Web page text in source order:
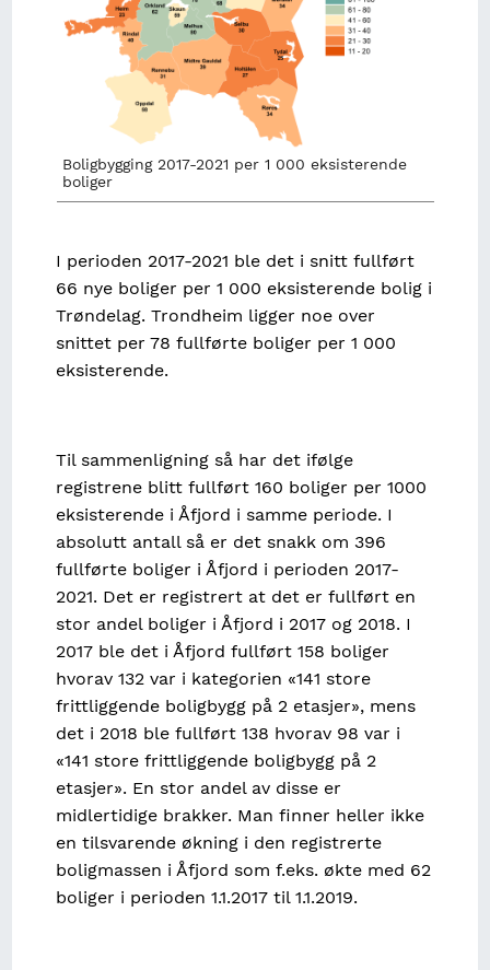
Boligbygging 2017-2021 per 1 000 eksisterende
boliger
I perioden 2017-2021 ble det i snitt fullført
66 nye boliger per 1 000 eksisterende bolig i
Trøndelag. Trondheim ligger noe over
snittet per 78 fullførte boliger per 1 000
eksisterende.
Til sammenligning så har det ifølge
registrene blitt fullført 160 boliger per 1000
eksisterende i Åfjord i samme periode. I
absolutt antall så er det snakk om 396
fullførte boliger i Åfjord i perioden 2017-
2021. Det er registrert at det er fullført en
stor andel boliger i Åfjord i 2017 og 2018. I
2017 ble det i Åfjord fullført 158 boliger
hvorav 132 var i kategorien «141 store
frittliggende boligbygg på 2 etasjer», mens
det i 2018 ble fullført 138 hvorav 98 var i
«141 store frittliggende boligbygg på 2
etasjer». En stor andel av disse er
midlertidige brakker. Man finner heller ikke
en tilsvarende økning i den registrerte
boligmassen i Åfjord som f.eks. økte med 62
boliger i perioden 1.1.2017 til 1.1.2019.